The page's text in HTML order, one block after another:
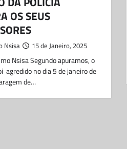
OS SEUS
Nsisa 15 de Janeiro, 2025
Nsisa Segundo apuramos, o
agredido no dia 5 de janeiro de
de…